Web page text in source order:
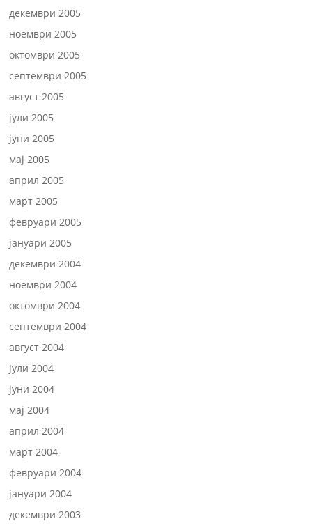
декември 2005
ноември 2005
октомври 2005
септември 2005
август 2005
јули 2005
јуни 2005
мај 2005
април 2005
март 2005
февруари 2005
јануари 2005
декември 2004
ноември 2004
октомври 2004
септември 2004
август 2004
јули 2004
јуни 2004
мај 2004
април 2004
март 2004
февруари 2004
јануари 2004
декември 2003